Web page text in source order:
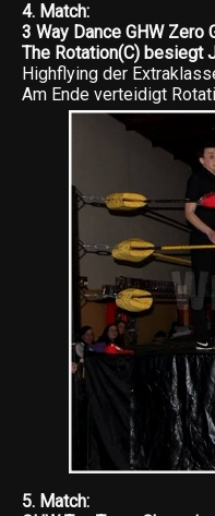
4. Match:
3 Way Dance GHW Zero
The Rotation(C) besiegt
Highflying der
Am Ende verteidigt
5. Match: